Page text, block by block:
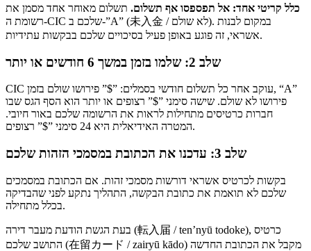
כלל קריטי אחד: אל תפספסו אף תשלום. תשלום מאוחר אחד מסמן את
רשומת ה-CIC שלכם ב-”A” (未入金 / לא שולם). במקום לבנות
אשראי, זה פוגע באופן פעיל בסיכויים שלכם בבקשות עתידיות.
שלב 2: שלמו בזמן במשך 6 חודשים או יותר
CIC עוקב אחר כל תשלום חודשי בסמלים: ”$” פירושו שולם בזמן, “A”
פירושו לא שולם. שישה סימני ”$” רצופים או יותר הוא הסף הגס שבו
חברות כרטיסים מתחילות לראות את הרשומה שלכם באור חיובי.
המטרה האידיאלית היא 24 סימני ”$” רצופים.
שלב 3: עדכנו את הכתובת במסמכי הזהות שלכם
בקשות לכרטיס אשראי דורשות מסמכי זהות. אם הכתובת במסמכים
שלכם לא תואמת את כתובת הבקשה, התהליך נתקע לפני שהבדיקה
בכלל מתחילה.
בעת הגשת הודעת מעבר דירה (転入届 / ten’nyū todoke), כרטיס
התושב שלכם (在留カード / zairyū kādo) מקבל את הכתובת החדשה